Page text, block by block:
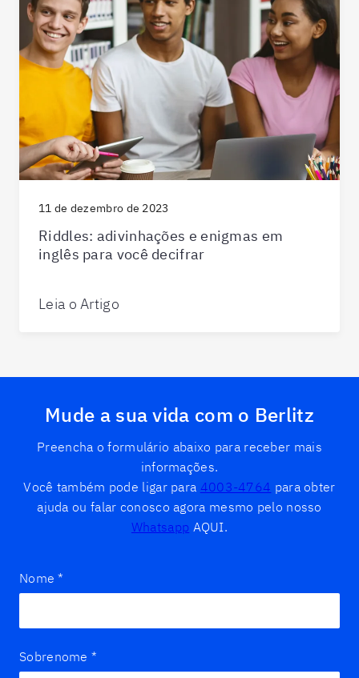
11 de dezembro de 2023
Riddles: adivinhações e enigmas em
inglês para você decifrar
Leia o Artigo
Mude a sua vida com o Berlitz
Preencha o formulário abaixo para receber mais
informações.
Você também pode ligar para 4003-4764 para obter
ajuda ou falar conosco agora mesmo pelo nosso
Whatsapp AQUI.
Nome *
Sobrenome *